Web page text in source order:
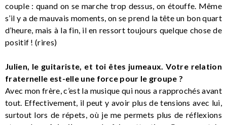
couple : quand on se marche trop dessus, on étouffe. Même
s’il y a de mauvais moments, on se prend la tête un bon quart
d’heure, mais à la fin, il en ressort toujours quelque chose de
positif ! (rires)
Julien, le guitariste, et toi êtes jumeaux. Votre relation
fraternelle est-elle une force pour le groupe ?
Avec mon frère, c’est la musique qui nous a rapprochés avant
tout. Effectivement, il peut y avoir plus de tensions avec lui,
surtout lors de répets, où je me permets plus de réflexions